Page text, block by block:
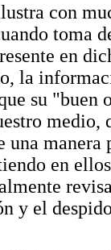
con
toma
en
la
su
medio,
una
en
y el